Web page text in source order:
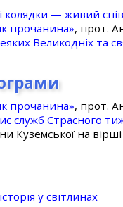
колядки — живий спів
прочанина», прот.
Великодніх та
прочанина», прот.
служб Страсного
Куземської на
у світлинах